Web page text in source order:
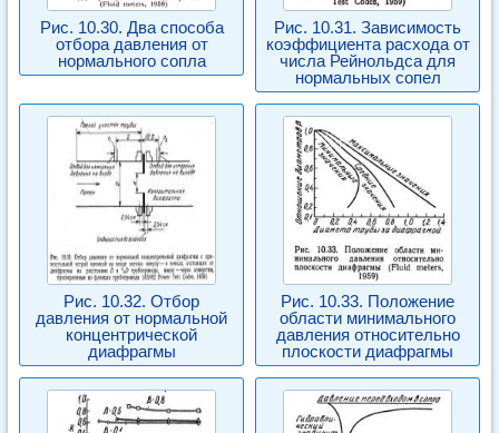
Рис. 10.30. Два способа
отбора давления от
нормального сопла
Рис. 10.31. Зависимость
коэффициента расхода от
числа Рейнольдса для
нормальных сопел
Рис. 10.32. Отбор
давления от нормальной
концентрической
диафрагмы
Рис. 10.33. Положение
области минимального
давления относительно
плоскости диафрагмы